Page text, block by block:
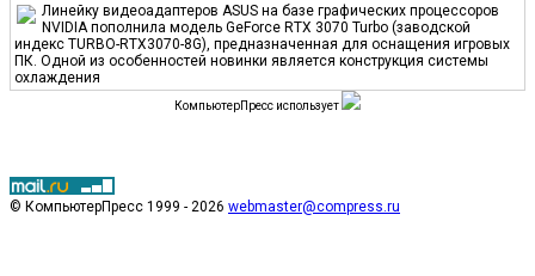
Линейку видеоадаптеров ASUS на базе графических процессоров
NVIDIA пополнила модель GeForce RTX 3070 Turbo (заводской
индекс TURBO-RTX3070-8G), предназначенная для оснащения игровых
ПК. Одной из особенностей новинки является конструкция системы
охлаждения
КомпьютерПресс использует
© КомпьютерПресс 1999 - 2026 webmaster@compress.ru